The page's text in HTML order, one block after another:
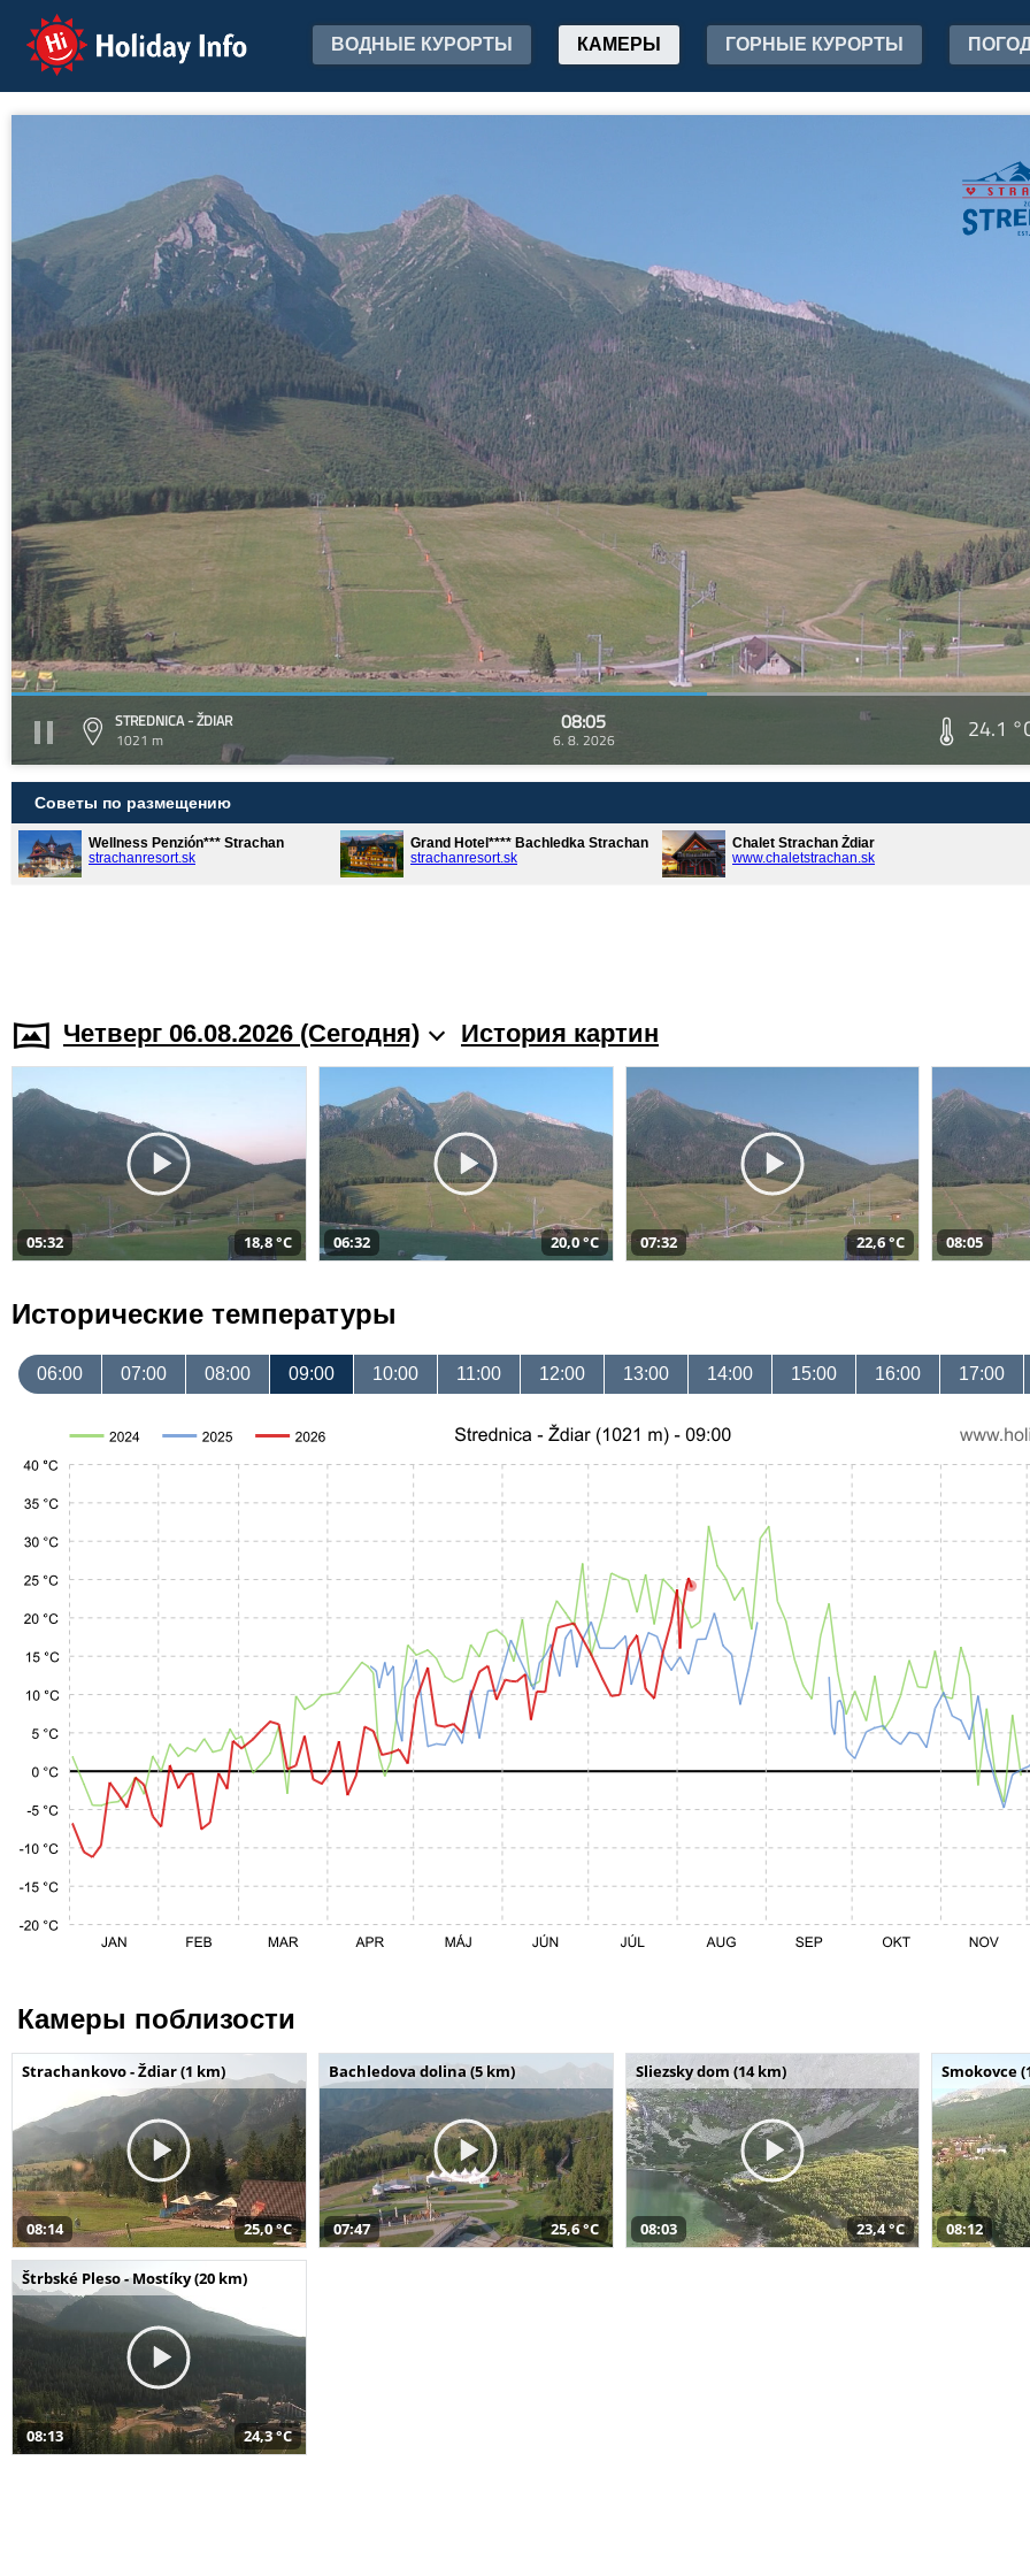
Holiday Info ВОДНЫЕ КУРОРТЫ КАМЕРЫ ГОРНЫЕ КУРОРТЫ
STREDNICA - ŽDIAR
1021 m
08:05
6. 8. 2026 24.1
Советы по размещению
Wellness Penzión*** Strachan
strachanresort.sk
Grand Hotel**** Bachledka Strachan
strachanresort.sk
Chalet Strachan Ždiar
www.chaletstrachan.sk
Четверг 06.08.2026 (Cегодня) История картин
05:32 18,8 °C 06:32 20,0 °C 07:32 22,6 °C 08:05
Исторические температуры
06:00 07:00 08:00 09:00 10:00 11:00 12:00 13:00 14:00 15:00 16:00 17:00
Камеры поблизости
Strachankovo - Ždiar (1 km)
08:14 25,0 °C
Bachledova dolina (5 km)
07:47 25,6 °C
Sliezsky dom (14 km)
08:03 23,4 °C
Smokovce
08:12
Štrbské Pleso - Mostíky (20 km)
08:13 24,3 °C